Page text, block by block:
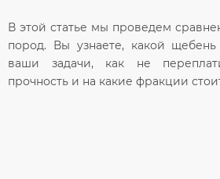
В этой статье мы проведем
пород. Вы узнаете, какой
ваши задачи, как не
прочность и на какие фракции